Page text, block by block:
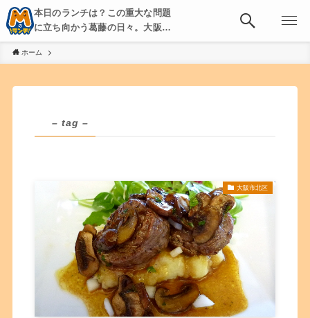
本日のランチは？この重大な問題
に立ち向かう葛藤の日々。大阪・
京都・神戸を中心とした食べ歩
き、飲み歩きを綴る。
ホーム
– tag –
大阪市北区